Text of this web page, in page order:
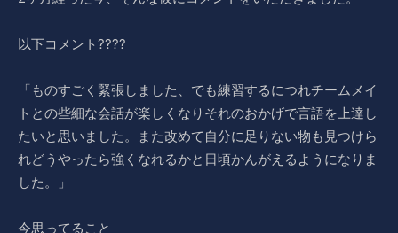
以下コメント????
「ものすごく緊張しました、でも練習するにつれチームメイ
トとの些細な会話が楽しくなりそれのおかげで言語を上達し
たいと思いました。また改めて自分に足りない物も見つけら
れどうやったら強くなれるかと日頃かんがえるようになりま
した。」
今思ってること